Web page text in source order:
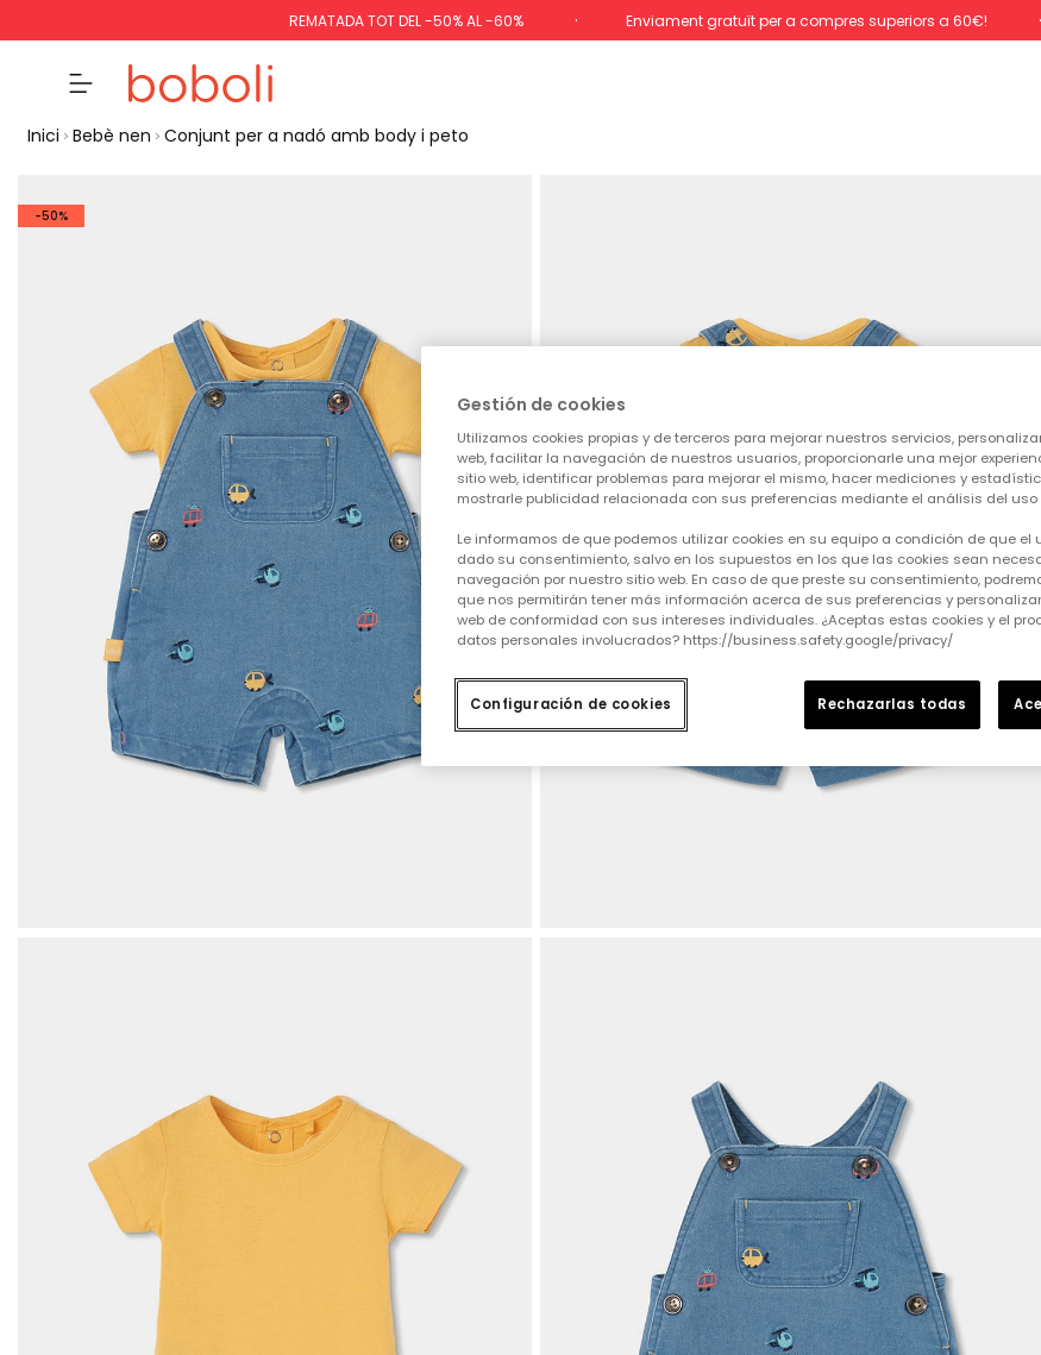
REMATADA TOT DEL -50% AL -60% Enviament gratuït per a compres superiors a 60€!
Inici Bebè nen Conjunt per a nadó amb body i peto
-50%
Gestión de cookies
Utilizamos cookies propias y de terceros para mejorar nuestros servicios,
web, facilitar la navegación de nuestros usuarios, proporcionarle una mejor
sitio web, identificar problemas para mejorar el mismo, hacer mediciones y
mostrarle publicidad relacionada con sus preferencias mediante el análisis del uso
Le informamos de que podemos utilizar cookies en su equipo a condición de que el
dado su consentimiento, salvo en los supuestos en los que las cookies sean
navegación por nuestro sitio web. En caso de que preste su consentimiento,
que nos permitirán tener más información acerca de sus preferencias y
web de conformidad con sus intereses individuales. ¿Aceptas estas cookies y el
datos personales involucrados? https://business.safety.google/privacy/
Configuración de cookies Rechazarlas todas